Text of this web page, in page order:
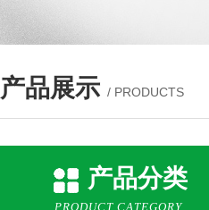
产品展示 / PRODUCTS
产品分类
PRODUCT CATEGORY